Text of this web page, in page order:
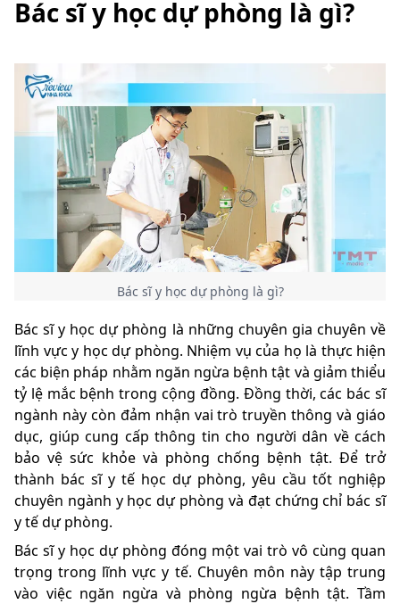
Bác sĩ y học dự phòng là gì?
Bác sĩ y học dự phòng là gì?
Bác sĩ y học dự phòng là những chuyên gia chuyên về
lĩnh vực y học dự phòng. Nhiệm vụ của họ là thực hiện
các biện pháp nhằm ngăn ngừa bệnh tật và giảm thiểu
tỷ lệ mắc bệnh trong cộng đồng. Đồng thời, các bác sĩ
ngành này còn đảm nhận vai trò truyền thông và giáo
dục, giúp cung cấp thông tin cho người dân về cách
bảo vệ sức khỏe và phòng chống bệnh tật. Để trở
thành bác sĩ y tế học dự phòng, yêu cầu tốt nghiệp
chuyên ngành y học dự phòng và đạt chứng chỉ bác sĩ
y tế dự phòng.
Bác sĩ y học dự phòng đóng một vai trò vô cùng quan
trọng trong lĩnh vực y tế. Chuyên môn này tập trung
vào việc ngăn ngừa và phòng ngừa bệnh tật. Tầm